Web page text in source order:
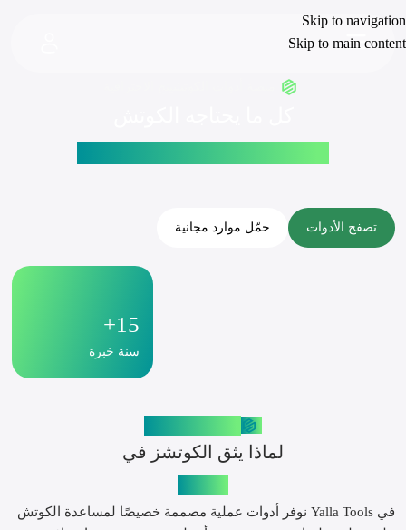
Skip to navigation
Skip to main content
تصفح الأدوات حمّل موارد مجانية
15+
سنة خبرة
لماذا يثق الكوتشز في
في Yalla Tools نوفر أدوات عملية مصممة خصيصًا لمساعدة الكوتش